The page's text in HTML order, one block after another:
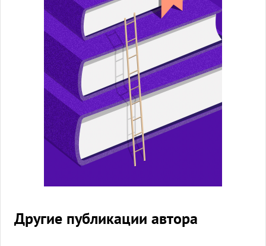
Другие публикации автора